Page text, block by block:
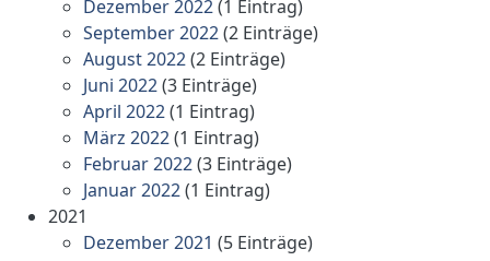
Dezember 2022(1 Eintrag)
September 2022(2 Einträge)
August 2022(2 Einträge)
Juni 2022(3 Einträge)
April 2022(1 Eintrag)
März 2022(1 Eintrag)
Februar 2022(3 Einträge)
Januar 2022(1 Eintrag)
2021
Dezember 2021 (5 Einträge)